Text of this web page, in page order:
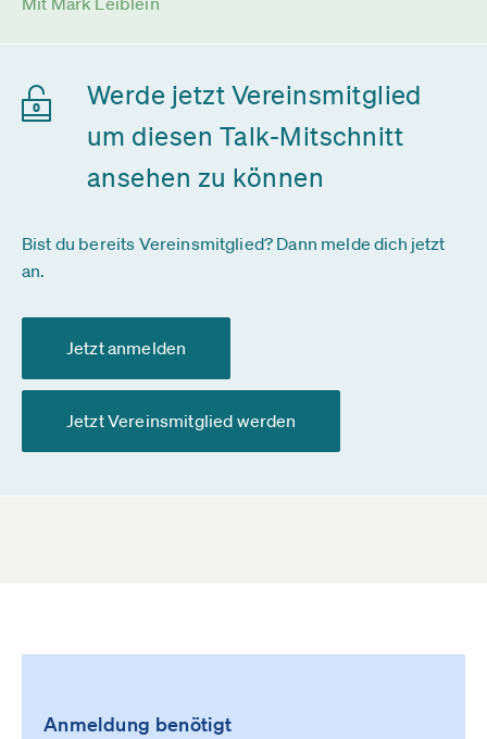
Werde jetzt Vereinsmitglied
um diesen Talk-Mitschnitt
ansehen zu können
Bist du bereits Vereinsmitglied? Dann melde dich jetzt
an.
Jetzt anmelden
Jetzt Vereinsmitglied werden
Anmeldung benötigt